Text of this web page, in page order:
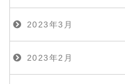
2023年3月
2023年2月